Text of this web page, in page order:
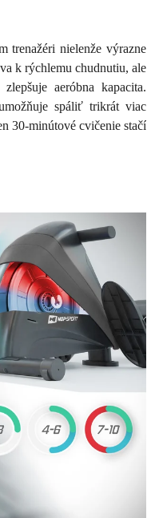
trenažéri nielenže výrazne
k rýchlemu chudnutiu, ale
aeróbna kapacita.
spáliť trikrát viac
30-minútové cvičenie stačí